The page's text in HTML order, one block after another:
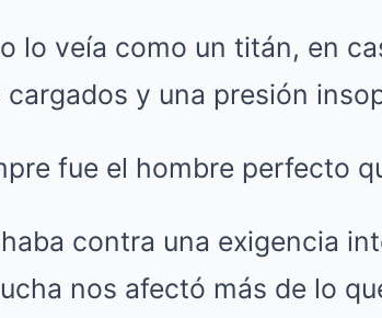
lo veía como un titán, en
y una presión
fue el hombre perfecto
contra una exigencia
nos afectó más de lo